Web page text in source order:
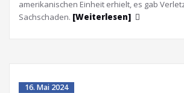
amerikanischen Einheit erhielt, es gab
Sachschaden. [Weiterlesen]
16. Mai 2024